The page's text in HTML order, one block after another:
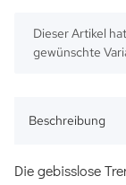
x
Dieser Artikel
gewünschte
Beschreibung
Die gebisslose